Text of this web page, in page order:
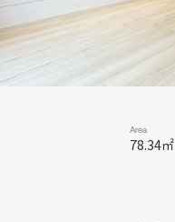
Area
78.34㎡